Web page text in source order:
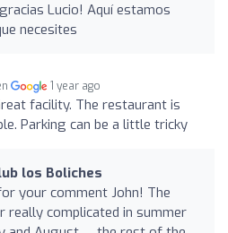
Lucio! Aquí estamos
necesites
1 year ago
facility. The restaurant is
Parking can be a little tricky
los Boliches
your comment John! The
really complicated in summer